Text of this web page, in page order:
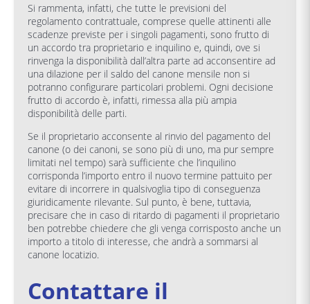
Si rammenta, infatti, che tutte le previsioni del
regolamento contrattuale, comprese quelle attinenti alle
scadenze previste per i singoli pagamenti, sono frutto di
un accordo tra proprietario e inquilino e, quindi, ove si
rinvenga la disponibilità dall’altra parte ad acconsentire ad
una dilazione per il saldo del canone mensile non si
potranno configurare particolari problemi. Ogni decisione
frutto di accordo è, infatti, rimessa alla più ampia
disponibilità delle parti.
Se il proprietario acconsente al rinvio del pagamento del
canone (o dei canoni, se sono più di uno, ma pur sempre
limitati nel tempo) sarà sufficiente che l’inquilino
corrisponda l’importo entro il nuovo termine pattuito per
evitare di incorrere in qualsivoglia tipo di conseguenza
giuridicamente rilevante. Sul punto, è bene, tuttavia,
precisare che in caso di ritardo di pagamenti il proprietario
ben potrebbe chiedere che gli venga corrisposto anche un
importo a titolo di interesse, che andrà a sommarsi al
canone locatizio.
Contattare il